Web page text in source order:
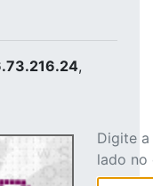
,
Digite
lado no